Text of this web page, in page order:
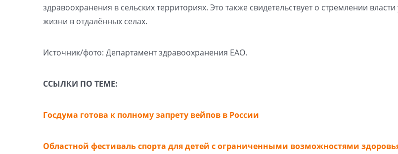
здравоохранения в сельских территориях. Это также свидетельствует о стремлении
жизни в отдалённых селах.
Источник/фото: Департамент здравоохранения ЕАО.
ССЫЛКИ ПО ТЕМЕ:
Госдума готова к полному запрету вейпов в России
Областной фестиваль спорта для детей с ограниченными возможностями